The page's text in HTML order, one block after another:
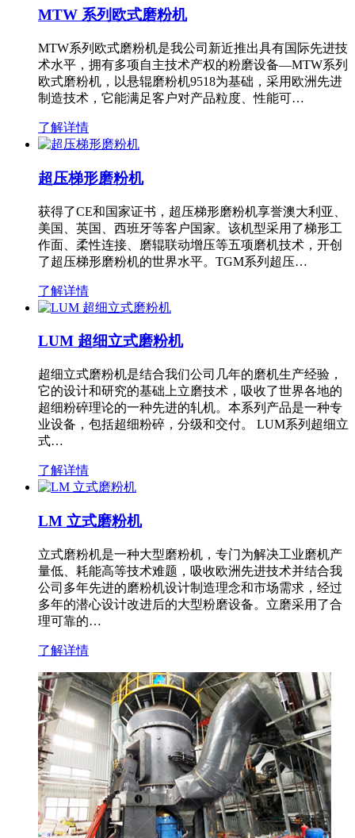
MTW 系列欧式磨粉机
MTW系列欧式磨粉机是我公司新近推出具有国际先进技
术水平，拥有多项自主技术产权的粉磨设备—MTW系列
欧式磨粉机，以悬辊磨粉机9518为基础，采用欧洲先进
制造技术，它能满足客户对产品粒度、性能可…
了解详情
超压梯形磨粉机
获得了CE和国家证书，超压梯形磨粉机享誉澳大利亚、
美国、英国、西班牙等客户国家。该机型采用了梯形工
作面、柔性连接、磨辊联动增压等五项磨机技术，开创
了超压梯形磨粉机的世界水平。TGM系列超压…
了解详情
LUM 超细立式磨粉机
超细立式磨粉机是结合我们公司几年的磨机生产经验，
它的设计和研究的基础上立磨技术，吸收了世界各地的
超细粉碎理论的一种先进的轧机。本系列产品是一种专
业设备，包括超细粉碎，分级和交付。 LUM系列超细立
式…
了解详情
LM 立式磨粉机
立式磨粉机是一种大型磨粉机，专门为解决工业磨机产
量低、耗能高等技术难题，吸收欧洲先进技术并结合我
公司多年先进的磨粉机设计制造理念和市场需求，经过
多年的潜心设计改进后的大型粉磨设备。立磨采用了合
理可靠的…
了解详情